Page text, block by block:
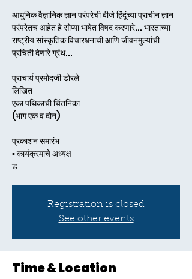
आधुनिक वैज्ञानिक ज्ञान परंपरेची बीजे हिंदूंच्या प्राचीन ज्ञान
परंपरेतच आहेत हे सोप्या भाषेत विषद करणारे... भारताच्या
राष्ट्रीय सांस्कृतिक विचारधनाची आणि जीवनमुल्यांची
प्रचिती देणारे ग्रंथ...
प्राचार्य प्रमोदजी डोरले
लिखित
एका पथिकाची चिंतनिका
(भाग एक व दोन)
प्रकाशन समारंभ
▪️ कार्यक्रमाचे अध्यक्ष
ड
Registration is closed
See other events
Time & Location